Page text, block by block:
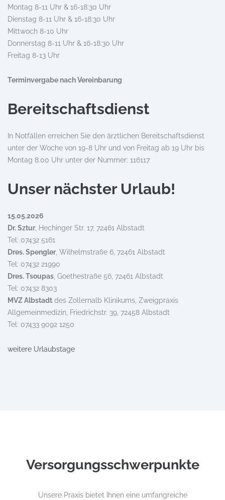
Montag 8-11 Uhr & 16-18:30 Uhr
Dienstag 8-11 Uhr & 16-18:30 Uhr
Mittwoch 8-10 Uhr
Donnerstag 8-11 Uhr & 16-18:30 Uhr
Freitag 8-13 Uhr
Terminvergabe nach Vereinbarung
Bereit­schafts­dienst
In Notfällen erreichen Sie den ärztlichen Bereitschaftsdienst
unter der Woche von 19-8 Uhr und von Freitag ab 19 Uhr bis
Montag 8.00 Uhr unter der Nummer: 116117
Unser nächster Urlaub!
15.05.2026
Dr. Sztur, Hechinger Str. 17, 72461 Albstadt
Tel: 07432 5161
Dres. Spengler, Wilhelmstraße 6, 72461 Albstadt
Tel: 07432 21990
Dres. Tsoupas , Goethestraße 56, 72461 Albstadt
Tel: 07432 8303
MVZ Albstadt des Zollernalb Klinikums, Zweigpraxis
Allgemeinmedizin, Friedrichstr. 39, 72458 Albstadt
Tel: 07433 9092 1250
weitere Urlaubstage
Versor­gungsschwer­punkte
Unsere Praxis bietet Ihnen eine umfangreiche